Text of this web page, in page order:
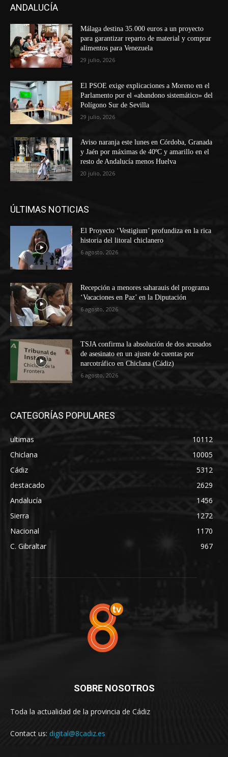
ANDALUCÍA
Málaga destina 35.000 euros a un proyecto
para garantizar reparto de material y comprar
alimentos para Venezuela
29 julio, 2026
El PSOE exige explicaciones a Moreno en el
Parlamento por el «abandono sistemático» del
Polígono Sur de Sevilla
29 julio, 2026
Aviso naranja este lunes en Córdoba, Granada
y Jaén por máximas de 40ºC y amarillo en el
resto de Andalucía menos Huelva
20 julio, 2026
ÚLTIMAS NOTICIAS
El Proyecto ‘Vestigium’ profundiza en la rica
historia del litoral chiclanero
6 agosto, 2026
Recepción a menores saharauis del programa
‘Vacaciones en Paz’ en la Diputación
6 agosto, 2026
TSJA confirma la absolución de dos acusados
de asesinato en un ajuste de cuentas por
narcotráfico en Chiclana (Cádiz)
6 agosto, 2026
CATEGORÍAS POPULARES
ultimas
10112
Chiclana
10005
Cádiz
5312
destacado
2629
Andalucía
1456
Sierra
1272
Nacional
1170
C. Gibraltar
967
SOBRE NOSOTROS
Toda la actualidad de la provincia de Cádiz
Contact us: digital@8cadiz.es